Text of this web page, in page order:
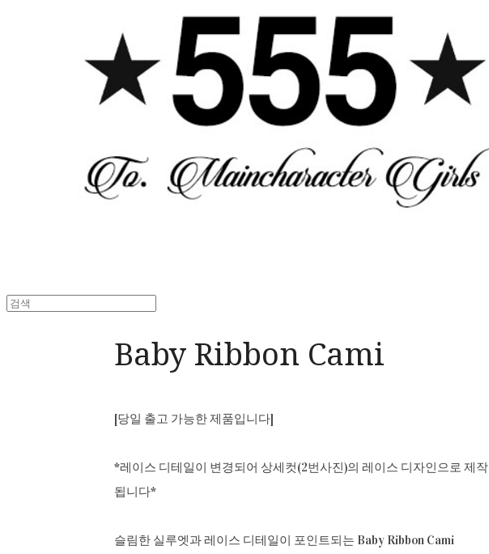
Baby Ribbon Cami
[당일 출고 가능한 제품입니다]
*레이스 디테일이 변경되어 상세컷(2번사진)의 레이스 디자인으로 제작
됩니다*
슬림한 실루엣과 레이스 디테일이 포인트되는 Baby Ribbon Cami